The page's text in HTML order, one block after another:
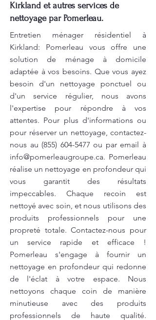
Kirkland et autres services de
nettoyage par Pomerleau.
Entretien ménager résidentiel à
Kirkland: Pomerleau vous offre une
solution de ménage à domicile
adaptée à vos besoins. Que vous ayez
besoin d'un nettoyage ponctuel ou
d'un service régulier, nous avons
l'expertise pour répondre à vos
attentes. Pour plus d'informations ou
pour réserver un nettoyage, contactez-
nous au (855) 604-5477 ou par email à
info@pomerleaugroupe.ca. Pomerleau
réalise un nettoyage en profondeur qui
vous garantit des résultats
impeccables. Chaque recoin est
nettoyé avec soin, et nous utilisons des
produits professionnels pour une
propreté totale. Contactez-nous pour
un service rapide et efficace !
Pomerleau s'engage à fournir un
nettoyage en profondeur qui redonne
de l'éclat à votre espace. Nous
nettoyons chaque coin de manière
minutieuse avec des produits
professionnels de haute qualité.